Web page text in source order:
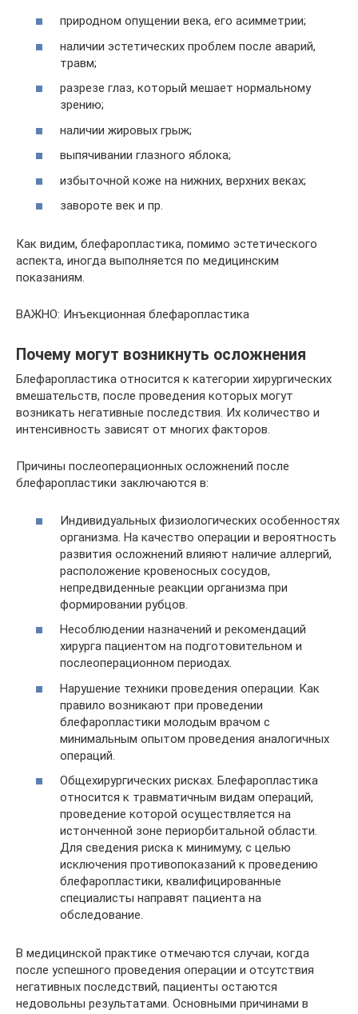
природном опущении века, его асимметрии;
наличии эстетических проблем после аварий,
травм;
разрезе глаз, который мешает нормальному
зрению;
наличии жировых грыж;
выпячивании глазного яблока;
избыточной коже на нижних, верхних веках;
завороте век и пр.
Как видим, блефаропластика, помимо эстетического
аспекта, иногда выполняется по медицинским
показаниям.
ВАЖНО: Инъекционная блефаропластика
Почему могут возникнуть осложнения
Блефаропластика относится к категории хирургических
вмешательств, после проведения которых могут
возникать негативные последствия. Их количество и
интенсивность зависят от многих факторов.
Причины послеоперационных осложнений после
блефаропластики заключаются в:
Индивидуальных физиологических особенностях
организма. На качество операции и вероятность
развития осложнений влияют наличие аллергий,
расположение кровеносных сосудов,
непредвиденные реакции организма при
формировании рубцов.
Несоблюдении назначений и рекомендаций
хирурга пациентом на подготовительном и
послеоперационном периодах.
Нарушение техники проведения операции. Как
правило возникают при проведении
блефаропластики молодым врачом с
минимальным опытом проведения аналогичных
операций.
Общехирургических рисках. Блефаропластика
относится к травматичным видам операций,
проведение которой осуществляется на
истонченной зоне периорбитальной области.
Для сведения риска к минимуму, с целью
исключения противопоказаний к проведению
блефаропластики, квалифицированные
специалисты направят пациента на
обследование.
В медицинской практике отмечаются случаи, когда
после успешного проведения операции и отсутствия
негативных последствий, пациенты остаются
недовольны результатами. Основными причинами в